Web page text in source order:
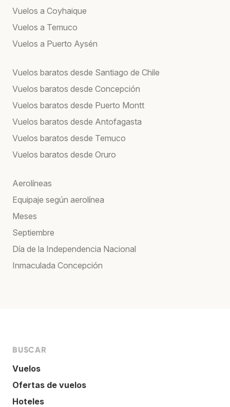
Vuelos a Coyhaique
Vuelos a Temuco
Vuelos a Puerto Aysén
Vuelos baratos desde Santiago de Chile
Vuelos baratos desde Concepción
Vuelos baratos desde Puerto Montt
Vuelos baratos desde Antofagasta
Vuelos baratos desde Temuco
Vuelos baratos desde Oruro
Aerolíneas
Equipaje según aerolínea
Meses
Septiembre
Día de la Independencia Nacional
Inmaculada Concepción
BUSCAR
Vuelos
Ofertas de vuelos
Hoteles